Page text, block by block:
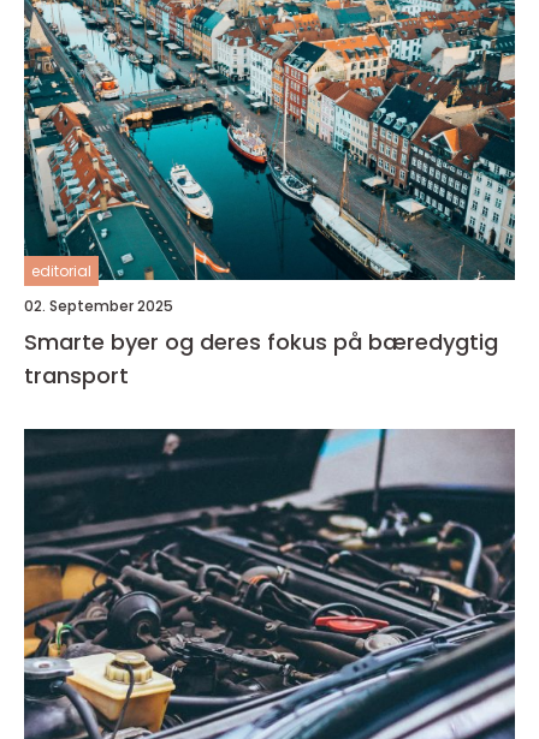
editorial
02. September 2025
Smarte byer og deres fokus på bæredygtig
transport